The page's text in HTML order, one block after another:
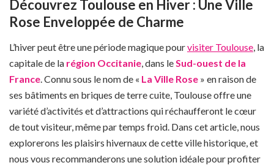
Découvrez Toulouse en Hiver : Une Ville
Rose Enveloppée de Charme
L’hiver peut être une période magique pourvisiter Toulouse, la
capitale de la région Occitanie, dans leSud-ouest de la
France. Connu sous le nom de « La Ville Rose » en raison de
ses bâtiments en briques de terre cuite, Toulouse offre une
variété d’activités et d’attractions qui réchaufferont le cœur
de tout visiteur, même par temps froid. Dans cet article, nous
explorerons les plaisirs hivernaux de cette ville historique, et
nous vous recommanderons une solution idéale pour profiter